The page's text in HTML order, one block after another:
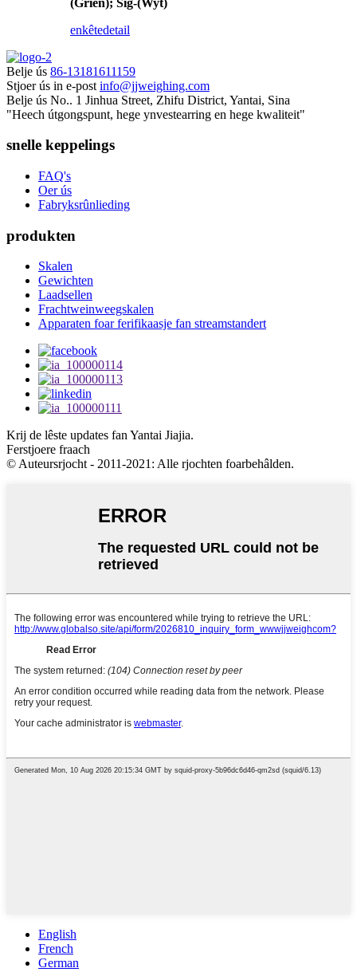
enkêtedetail
Belje ús 86-13181611159
Stjoer ús in e-post info@jjweighing.com
Belje ús No.. 1 Jinhua Street, Zhifu District, Yantai, Sina
"Heech útgongspunt, hege ynvestearring en hege kwaliteit"
snelle keppelings
FAQ's
Oer ús
Fabryksrûnlieding
produkten
Skalen
Gewichten
Laadsellen
Frachtweinweegskalen
Apparaten foar ferifikaasje fan streamstandert
Krij de lêste updates fan Yantai Jiajia.
Ferstjoere fraach
© Auteursrjocht - 2011-2021: Alle rjochten foarbehâlden.
English
French
German